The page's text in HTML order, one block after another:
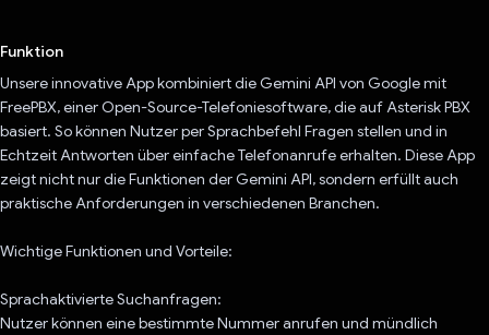
Funktion
Unsere innovative App kombiniert die Gemini API von Google mit
FreePBX, einer Open-Source-Telefoniesoftware, die auf Asterisk PBX
basiert. So können Nutzer per Sprachbefehl Fragen stellen und in
Echtzeit Antworten über einfache Telefonanrufe erhalten. Diese App
zeigt nicht nur die Funktionen der Gemini API, sondern erfüllt auch
praktische Anforderungen in verschiedenen Branchen.
Wichtige Funktionen und Vorteile:
Sprachaktivierte Suchanfragen:
Nutzer können eine bestimmte Nummer anrufen und mündlich